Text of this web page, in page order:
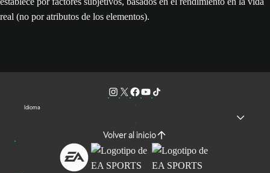
real (no por atributos de los elementos).
Idioma
Volver al inicio